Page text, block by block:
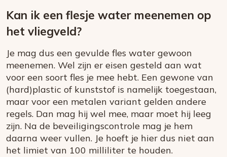
Kan ik een flesje water meenemen op
het vliegveld?
Je mag dus een gevulde fles water gewoon
meenemen. Wel zijn er eisen gesteld aan wat
voor een soort fles je mee hebt. Een gewone van
(hard)plastic of kunststof is namelijk toegestaan,
maar voor een metalen variant gelden andere
regels. Dan mag hij wel mee, maar moet hij leeg
zijn. Na de beveiligingscontrole mag je hem
daarna weer vullen. Je hoeft je hier dus niet aan
het limiet van 100 milliliter te houden.